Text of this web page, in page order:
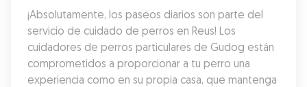
¡Absolutamente, los paseos diarios son parte del
servicio de cuidado de perros en Reus! Los
cuidadores de perros particulares de Gudog están
comprometidos a proporcionar a tu perro una
experiencia como en su propia casa, que mantenga